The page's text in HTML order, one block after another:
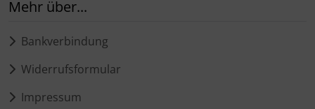
Mehr über...
Bankverbindung
Widerrufsformular
Impressum